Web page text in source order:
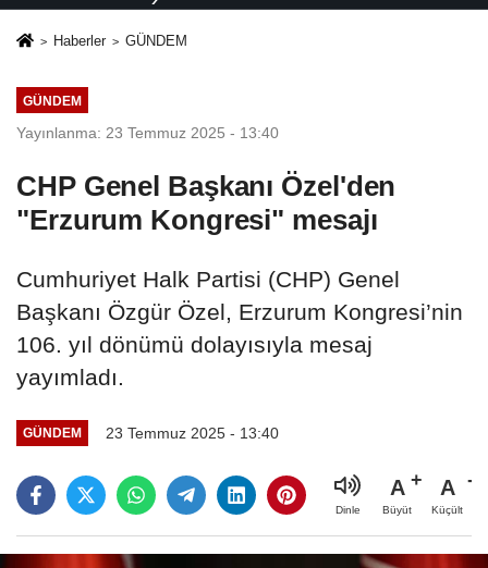
Haberler GÜNDEM
GÜNDEM
Yayınlanma: 23 Temmuz 2025 - 13:40
CHP Genel Başkanı Özel'den
"Erzurum Kongresi" mesajı
Cumhuriyet Halk Partisi (CHP) Genel
Başkanı Özgür Özel, Erzurum Kongresi’nin
106. yıl dönümü dolayısıyla mesaj
yayımladı.
GÜNDEM 23 Temmuz 2025 - 13:40
Dinle
A
Büyüt
A
Küçült